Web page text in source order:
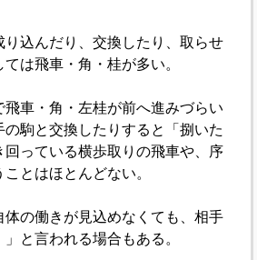
込んだり、交換したり、取らせ
は飛車・角・桂が多い。
車・角・左桂が前へ進みづらい
駒と交換したりすると「捌いた
っている横歩取りの飛車や、序
とはほとんどない。
の働きが見込めなくても、相手
と言われる場合もある。